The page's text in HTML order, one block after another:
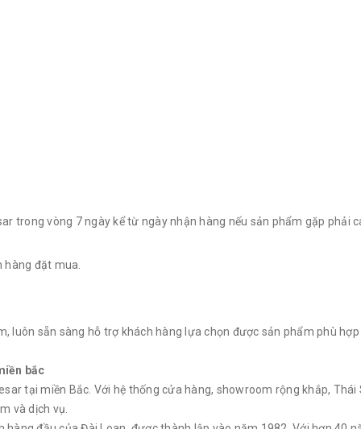
trong vòng 7 ngày kể từ ngày nhận hàng nếu sản phẩm gặp phải
đặt mua.
luôn sẵn sàng hỗ trợ khách hàng lựa chọn được sản phẩm phù
bắc
tại miền Bắc. Với hệ thống cửa hàng, showroom rộng khắp, Thái
và dịch vụ.